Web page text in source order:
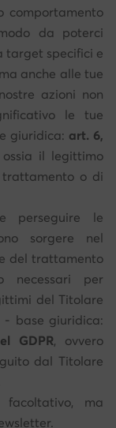
comportamento
da poterci
target specifici e
anche alle tue
azioni non
le tue
giuridica: art. 6,
il legittimo
o di
perseguire le
sorgere nel
del trattamento
per
del Titolare
base giuridica:
GDPR, ovvero
dal Titolare
ma